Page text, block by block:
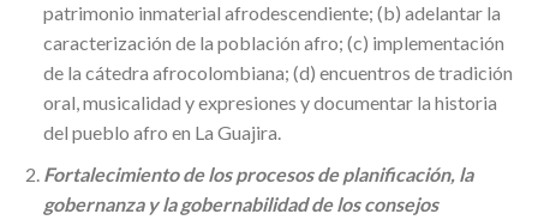
patrimonio inmaterial afrodescendiente; (b) adelantar la
caracterización de la población afro; (c) implementación
de la cátedra afrocolombiana; (d) encuentros de tradición
oral, musicalidad y expresiones y documentar la historia
del pueblo afro en La Guajira.
Fortalecimiento de los procesos de planificación, la
gobernanza y la gobernabilidad de los consejos